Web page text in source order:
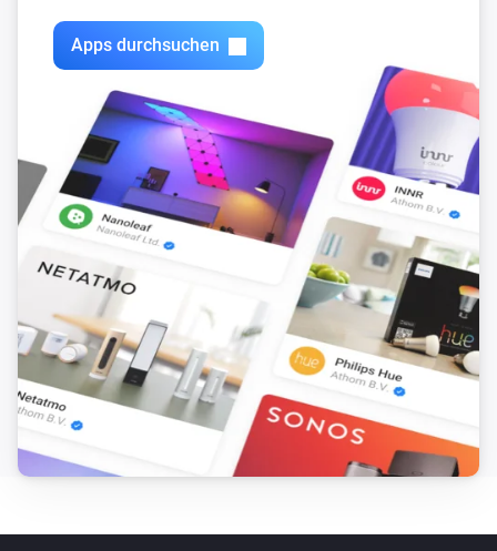
Apps durchsuchen